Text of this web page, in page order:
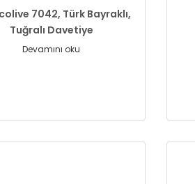
7042, Türk Bayraklı,
Tuğralı Davetiye
Devamını oku